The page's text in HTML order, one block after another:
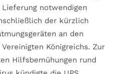
notwendigen
der kürzlich
an den
Königreichs. Zur
Hilfsbemühungen rund